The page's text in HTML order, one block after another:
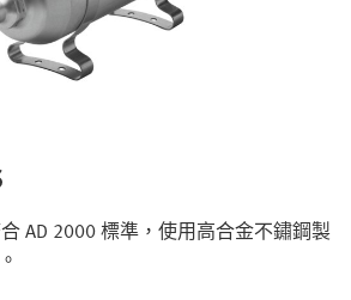
AD 2000 標準，使用高合金不鏽鋼製